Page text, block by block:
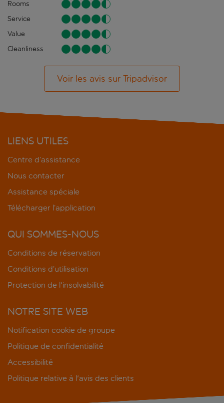
Rooms
Service
Value
Cleanliness
Voir les avis sur Tripadvisor
LIENS UTILES
Centre d’assistance
Nous contacter
Assistance spéciale
Télécharger l’application
QUI SOMMES-NOUS
Conditions de réservation
Conditions d’utilisation
Protection de l'insolvabilité
NOTRE SITE WEB
Notification cookie de groupe
Politique de confidentialité
Accessibilité
Politique relative à l'avis des clients